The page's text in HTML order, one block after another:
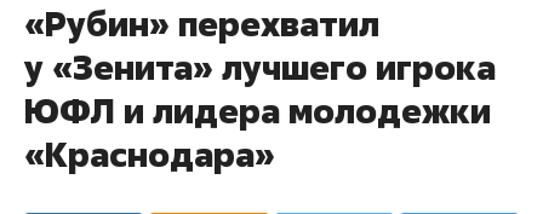
«Рубин» перехватил
у «Зенита» лучшего игрока
ЮФЛ и лидера молодежки
«Краснодара»